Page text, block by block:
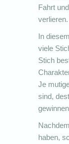
Fahrt
In
viele
Stich
Je
sind,
haben,